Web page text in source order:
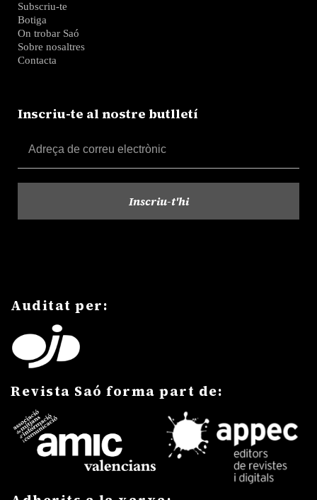
Subscriu-te
Botiga
On trobar Saó
Sobre nosaltres
Contacta
Inscriu-te al nostre butlletí
Auditat per:
Revista Saó forma part de: